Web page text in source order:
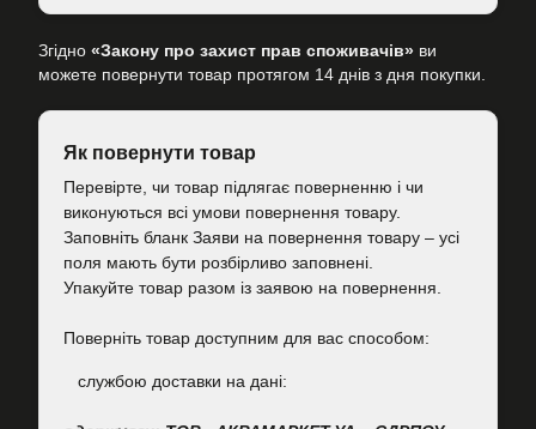
Згідно «Закону про захист прав споживачів» ви
можете повернути товар протягом 14 днів з дня покупки.
Як повернути товар
Перевірте, чи товар підлягає поверненню і чи
виконуються всі умови повернення товару.
Заповніть бланк Заяви на повернення товару – усі
поля мають бути розбірливо заповнені.
Упакуйте товар разом із заявою на повернення.
Поверніть товар доступним для вас способом:
cлужбою доставки на дані: